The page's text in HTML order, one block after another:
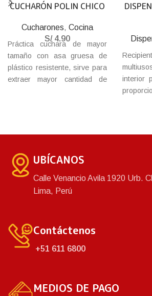
CUCHARÓN POLIN CHICO
Cucharones, Cocina
S/4.90
Práctica cuchara de mayor
tamaño con asa gruesa de
plástico resistente, sirve para
extraer mayor cantidad de
interior
UBÍCANOS
Calle Venancio Avila 1920 Urb.
Lima, Perú
Contáctenos
+51 611 6800
MEDIOS DE PAGO